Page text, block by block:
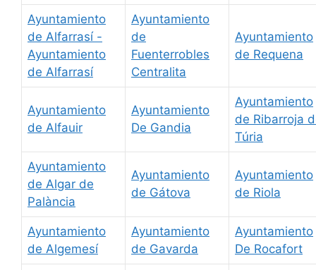
Ayuntamiento
de Alfarrasí -
Ayuntamiento
de Alfarrasí
Ayuntamiento
de
Fuenterrobles
Centralita
Ayuntamiento
de Requena
Ayuntamiento
de Alfauir
Ayuntamiento
De Gandia
Ayuntamiento
de Ribarroja
Túria
Ayuntamiento
de Algar de
Palància
Ayuntamiento
de Gátova
Ayuntamiento
de Riola
Ayuntamiento
de Algemesí
Ayuntamiento
de Gavarda
Ayuntamiento
De Rocafort